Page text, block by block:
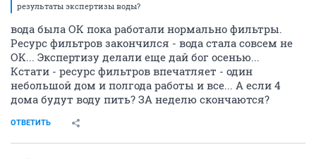
результаты экспертизы воды?
вода была ОК пока работали нормально фильтры.
Ресурс фильтров закончился - вода стала совсем не
ОК... Экспертизу делали еще дай бог осенью...
Кстати - ресурс фильтров впечатляет - один
небольшой дом и полгода работы и все... А если 4
дома будут воду пить? ЗА неделю скончаются?
ОТВЕТИТЬ